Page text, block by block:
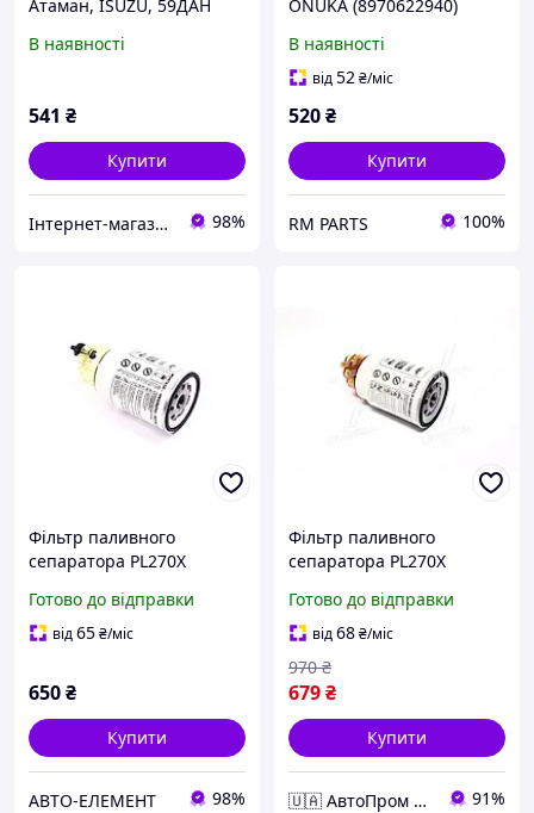
Атаман, ISUZU, 59ДАН
в-во Україна
В наявності
541 ₴
Купити
Інтернет-магазин "Авто-ресора" 98%
ONUKA (8970622940)
А-092, Ataman Євро-4
Євро-5, ISUZU NQR
В наявності
від52₴/міс
520₴
Купити
RM PARTS 100%
Фільтр паливного
сепаратора PL270Х
NQR71/NLR85/
NPR75/NQR90
SFC7903RD
Готово до відправки
від65₴/міс
650₴
Купити
АВТО-ЕЛЕМЕНТ 98%
Фільтр паливного
сепаратора PL270Х
NQR71/NLR85/
NPR75/NQR90
Foton1041/1089
Готово до відправки
від68₴/міс
679₴
970 ₴
Купити
🇺🇦 АвтоПром 🇺🇦 91%